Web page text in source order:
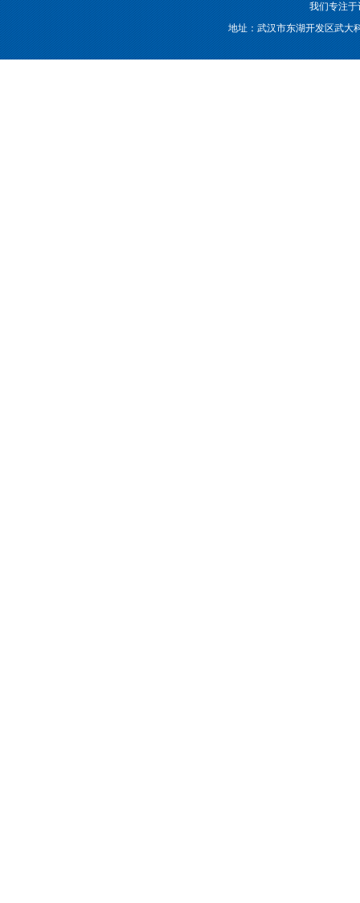
我们专注
地址：武汉市东湖开发区武大